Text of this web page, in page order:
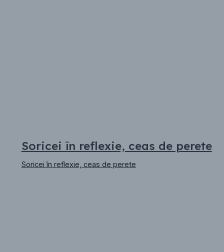
Soricei în reflexie, ceas de perete
Soricei în reflexie, ceas de perete